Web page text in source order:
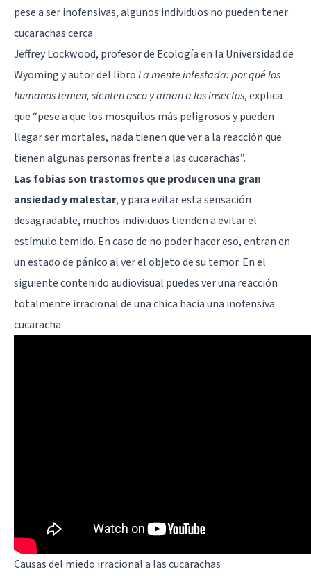
pese a ser inofensivas, algunos individuos no pueden tener
cucarachas cerca.
Jeffrey Lockwood, profesor de Ecología en la Universidad de
Wyoming y autor del libroLa mente infestada: por qué los
humanos temen, sienten asco y aman a los insectos, explica
que “pese a que los mosquitos más peligrosos y pueden
llegar ser mortales, nada tienen que ver a la reacción que
tienen algunas personas frente a las cucarachas”.
Las fobias son trastornos que producen una gran
ansiedad y malestar, y para evitar esta sensación
desagradable, muchos individuos tienden a evitar el
estímulo temido. En caso de no poder hacer eso, entran en
un estado de pánico al ver el objeto de su temor. En el
siguiente contenido audiovisual puedes ver una reacción
totalmente irracional de una chica hacia una inofensiva
cucaracha
Causas del miedo irracional a las cucarachas